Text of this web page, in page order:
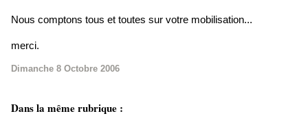
Nous comptons tous et toutes sur votre mobilisation...
merci.
Dimanche 8 Octobre 2006
Dans la même rubrique :